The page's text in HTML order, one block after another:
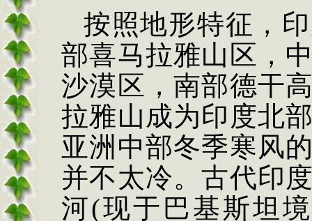
按照地形特征，
部喜马拉雅山区，
沙漠区，南部德干
拉雅山成为印度北
亚洲中部冬季寒风
并不太冷。古代印
河(现于巴基斯坦